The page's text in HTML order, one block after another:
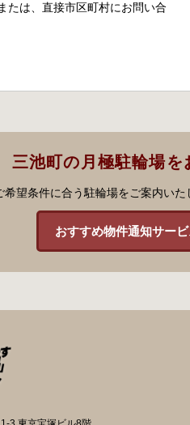
たは、直接市区町村にお問い合
三池町の月極駐輪場を
希望条件に合う駐輪場をご案内い
おすすめ物件通知サー